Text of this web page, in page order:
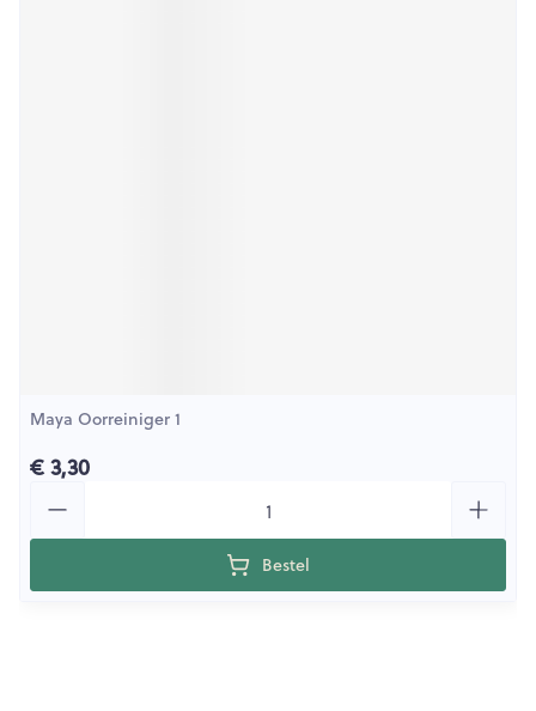
Maya Oorreiniger 1
€ 3,30
Bestel